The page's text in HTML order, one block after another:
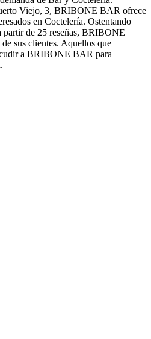
Viejo, 3, BRIBONE BAR ofrece
en Coctelería. Ostentando
partir de 25 reseñas, BRIBONE
sus clientes. Aquellos que
a BRIBONE BAR para